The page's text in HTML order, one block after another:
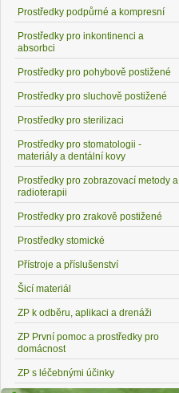
Prostředky podpůrné a kompresní
Prostředky pro inkontinenci a
absorbci
Prostředky pro pohybově postižené
Prostředky pro sluchově postižené
Prostředky pro sterilizaci
Prostředky pro stomatologii -
materiály a dentální kovy
Prostředky pro zobrazovací metody a
radioterapii
Prostředky pro zrakově postižené
Prostředky stomické
Přístroje a příslušenství
Šicí materiál
ZP k odběru, aplikaci a drenáži
ZP První pomoc a prostředky pro
domácnost
ZP s léčebnými účinky